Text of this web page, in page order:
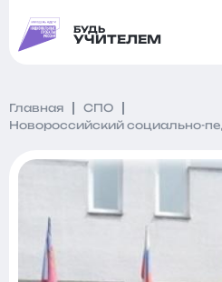
БУДЬ
УЧИТЕЛЕМ
Главная
СПО
Новороссийский социально-